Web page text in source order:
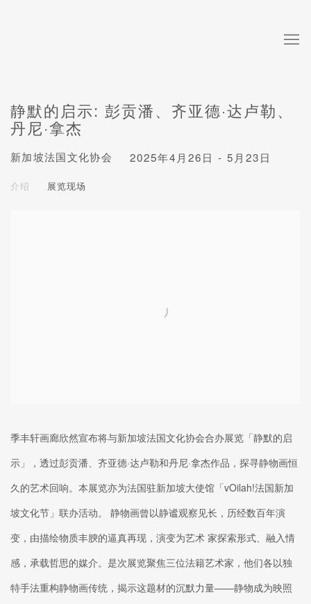
静默的启示: 彭贡潘、齐亚德·达卢勒、
丹尼·拿杰
新加坡法国文化协会 2025年4月26日 - 5月23日
介绍 展览现场
季丰轩画廊欣然宣布将与新加坡法国文化协会合办展览「静默的启
示」，透过彭贡潘、齐亚德·达卢勒和丹尼·拿杰作品，探寻静物画恒
久的艺术回响。本展览亦为法国驻新加坡大使馆「vOilah!法国新加
坡文化节」联办活动。 静物画曾以静谧观察见长，历经数百年演
变，由描绘物质丰腴的逼真再现，演变为艺术 家探索形式、融入情
感，承载哲思的媒介。是次展览聚焦三位法籍艺术家，他们各以独
特手法重构静物画传统，揭示这题材的沉默力量——静物成为映照